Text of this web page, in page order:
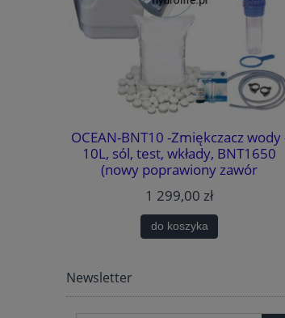
OCEAN-BNT10 -Zmiękczacz wody
10L, sól, test, wkłady, BNT1650
(nowy poprawiony zawór
sterujący)., BY-PASS, MIXING,
GARTISY
1 299,00 zł
do koszyka
Newsletter